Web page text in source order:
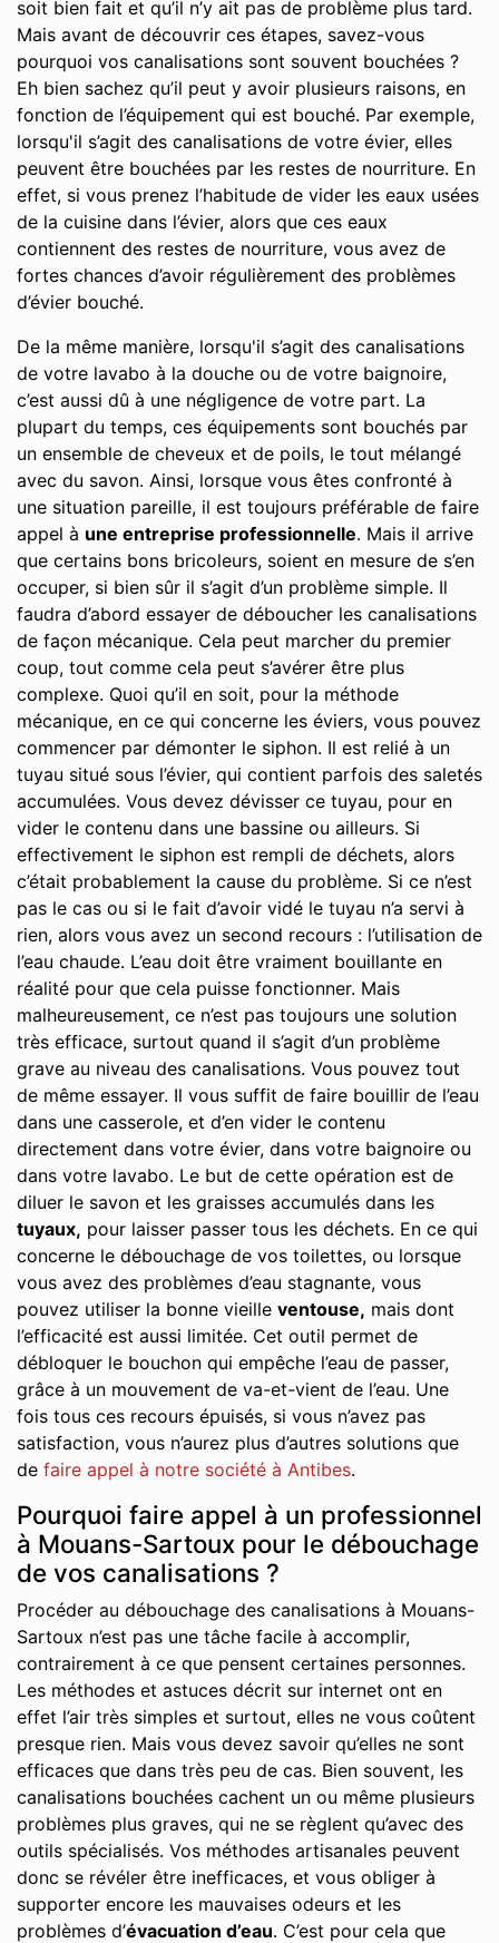
soit bien fait et qu’il n’y ait pas de problème plus tard.
Mais avant de découvrir ces étapes, savez-vous
pourquoi vos canalisations sont souvent bouchées ?
Eh bien sachez qu’il peut y avoir plusieurs raisons, en
fonction de l’équipement qui est bouché. Par exemple,
lorsqu'il s’agit des canalisations de votre évier, elles
peuvent être bouchées par les restes de nourriture. En
effet, si vous prenez l’habitude de vider les eaux usées
de la cuisine dans l’évier, alors que ces eaux
contiennent des restes de nourriture, vous avez de
fortes chances d’avoir régulièrement des problèmes
d’évier bouché.
De la même manière, lorsqu'il s’agit des canalisations
de votre lavabo à la douche ou de votre baignoire,
c’est aussi dû à une négligence de votre part. La
plupart du temps, ces équipements sont bouchés par
un ensemble de cheveux et de poils, le tout mélangé
avec du savon. Ainsi, lorsque vous êtes confronté à
une situation pareille, il est toujours préférable de faire
appel à une entreprise professionnelle. Mais il arrive
que certains bons bricoleurs, soient en mesure de s’en
occuper, si bien sûr il s’agit d’un problème simple. Il
faudra d’abord essayer de déboucher les canalisations
de façon mécanique. Cela peut marcher du premier
coup, tout comme cela peut s’avérer être plus
complexe. Quoi qu’il en soit, pour la méthode
mécanique, en ce qui concerne les éviers, vous pouvez
commencer par démonter le siphon. Il est relié à un
tuyau situé sous l’évier, qui contient parfois des saletés
accumulées. Vous devez dévisser ce tuyau, pour en
vider le contenu dans une bassine ou ailleurs. Si
effectivement le siphon est rempli de déchets, alors
c’était probablement la cause du problème. Si ce n’est
pas le cas ou si le fait d’avoir vidé le tuyau n’a servi à
rien, alors vous avez un second recours : l’utilisation de
l’eau chaude. L’eau doit être vraiment bouillante en
réalité pour que cela puisse fonctionner. Mais
malheureusement, ce n’est pas toujours une solution
très efficace, surtout quand il s’agit d’un problème
grave au niveau des canalisations. Vous pouvez tout
de même essayer. Il vous suffit de faire bouillir de l’eau
dans une casserole, et d’en vider le contenu
directement dans votre évier, dans votre baignoire ou
dans votre lavabo. Le but de cette opération est de
diluer le savon et les graisses accumulés dans les
tuyaux, pour laisser passer tous les déchets. En ce qui
concerne le débouchage de vos toilettes, ou lorsque
vous avez des problèmes d’eau stagnante, vous
pouvez utiliser la bonne vieille ventouse, mais dont
l’efficacité est aussi limitée. Cet outil permet de
débloquer le bouchon qui empêche l’eau de passer,
grâce à un mouvement de va-et-vient de l’eau. Une
fois tous ces recours épuisés, si vous n’avez pas
satisfaction, vous n’aurez plus d’autres solutions que
de faire appel à notre société à Antibes.
Pourquoi faire appel à un professionnel
à Mouans-Sartoux pour le débouchage
de vos canalisations ?
Procéder au débouchage des canalisations à Mouans-
Sartoux n’est pas une tâche facile à accomplir,
contrairement à ce que pensent certaines personnes.
Les méthodes et astuces décrit sur internet ont en
effet l’air très simples et surtout, elles ne vous coûtent
presque rien. Mais vous devez savoir qu’elles ne sont
efficaces que dans très peu de cas. Bien souvent, les
canalisations bouchées cachent un ou même plusieurs
problèmes plus graves, qui ne se règlent qu’avec des
outils spécialisés. Vos méthodes artisanales peuvent
donc se révéler être inefficaces, et vous obliger à
supporter encore les mauvaises odeurs et les
problèmes d’évacuation d’eau. C’est pour cela que